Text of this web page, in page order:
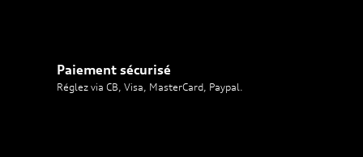
Paiement sécurisé
Réglez via CB, Visa, MasterCard, Paypal.